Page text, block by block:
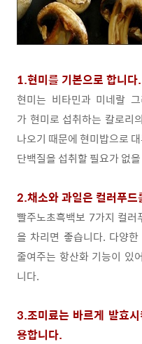
1.현미를 기본으로 합니다.
현미는 비타민과 미네랄
가 현미로 섭취하는 칼로리
나오기 때문에 현미밥으로
단백질을 섭취할 필요가 없
2.채소와 과일은 컬러푸드
빨주노초흑백보 7가지 컬
을 차리면 좋습니다. 다양
줄여주는 항산화 기능이 있
니다.
3.조미료는 바르게 발효
용합니다.